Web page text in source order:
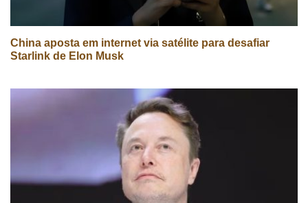
China aposta em internet via satélite para desafiar
Starlink de Elon Musk